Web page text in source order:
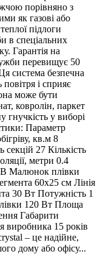
порівняно з
як газові або
підлоги
в спеціальних
Гарантія на
перевищує 50
система безпечна
і сприяє
може бути
ковролін, паркет
гнучкість у виборі
Параметр
кв.м 8
27 Кількість
метри 0.4
Малюнок плівки
60х25 см Лінія
30 Вт Потужність 1
120 Вт Площа
Габарити
виробника 15 років
– це надійне,
дому або офісу...